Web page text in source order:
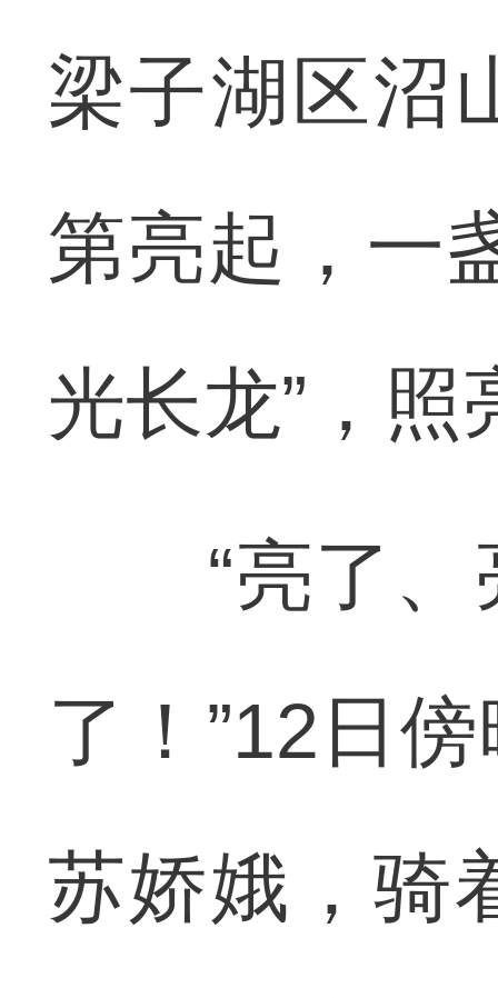
梁子湖区沼
第亮起，一
光长龙”，
“亮了、
了！”12日
苏娇娥，骑